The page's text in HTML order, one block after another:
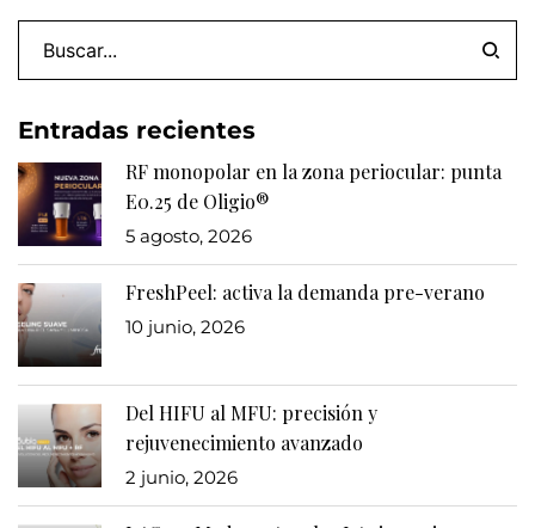
Entradas recientes
RF monopolar en la zona periocular: punta
E0.25 de Oligio®
5 agosto, 2026
FreshPeel: activa la demanda pre-verano
10 junio, 2026
Del HIFU al MFU: precisión y
rejuvenecimiento avanzado
2 junio, 2026